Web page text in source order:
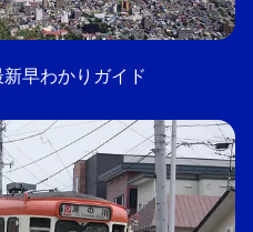
早わかりガイド